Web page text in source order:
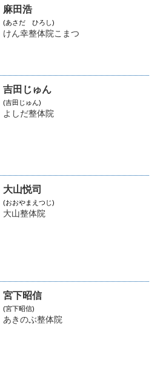
麻田浩
(あさだ ひろし)
けん幸整体院こまつ
吉田じゅん
(吉田じゅん)
よしだ整体院
大山悦司
(おおやまえつじ)
大山整体院
宮下昭信
(宮下昭信)
あきのぶ整体院